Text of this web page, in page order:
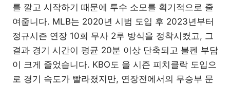
를 깔고 시작하기 때문에 투수 소모를 획기적으로 줄
여줍니다. MLB는 2020년 시범 도입 후 2023년부터
정규시즌 연장 10회 무사 2루 방식을 정착시켰고, 그
결과 경기 시간이 평균 20분 이상 단축되고 불펜 부담
이 크게 줄었습니다. KBO도 올 시즌 피치클락 도입으
로 경기 속도가 빨라졌지만, 연장전에서의 무승부 문